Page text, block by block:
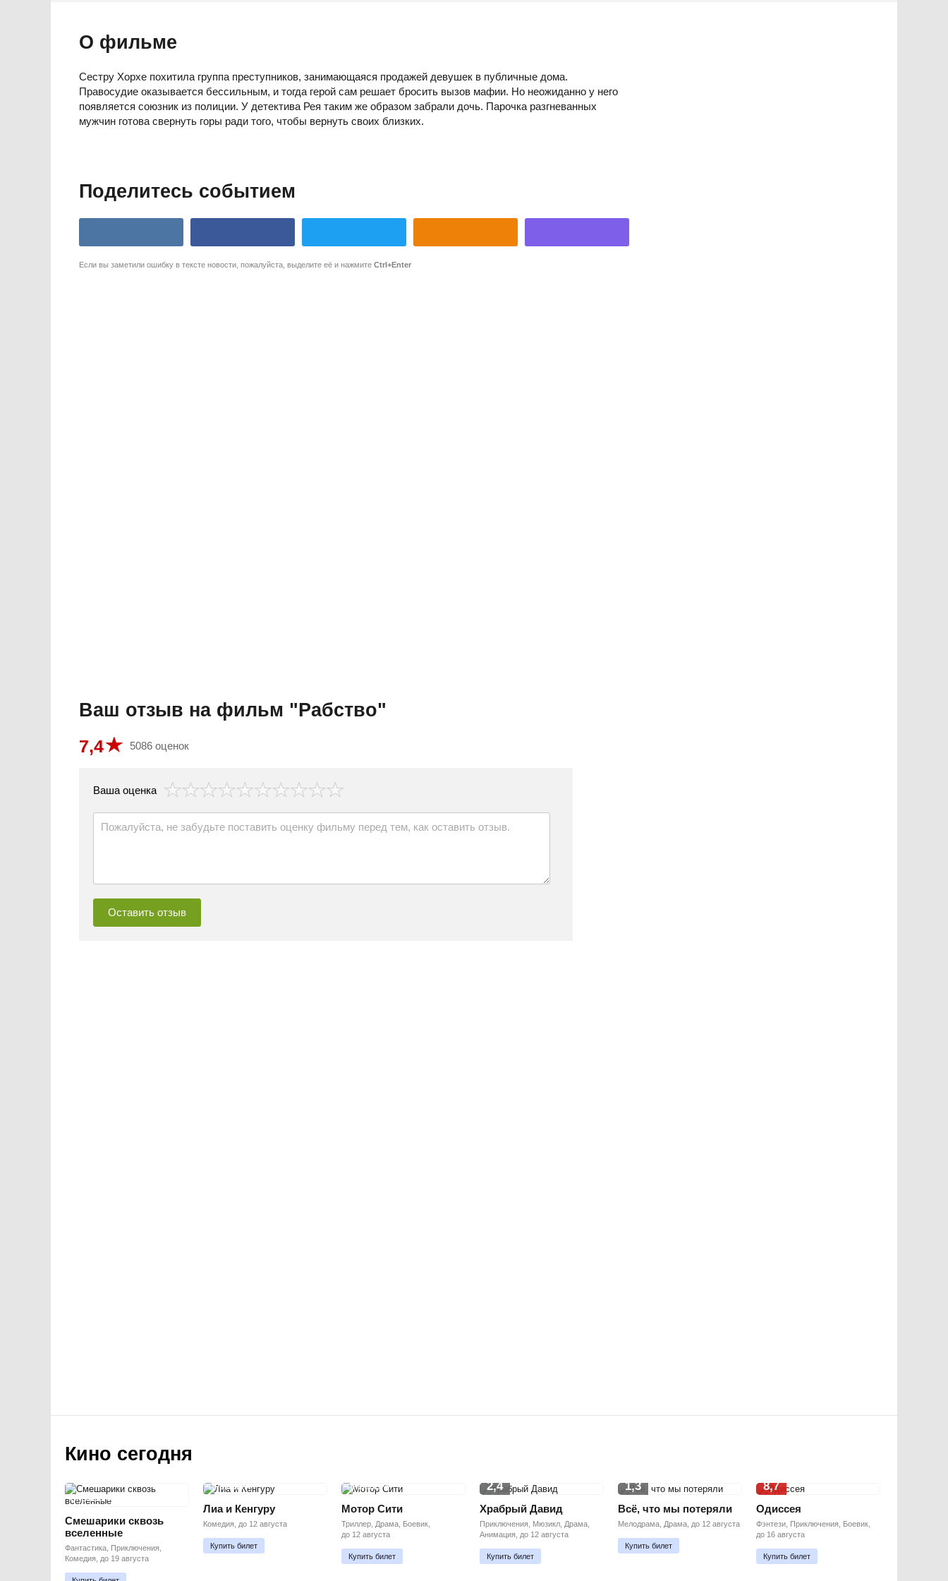
О фильме
Сестру Хорхе похитила группа преступников, занимающаяся продажей девушек в публичные дома.
Правосудие оказывается бессильным, и тогда герой сам решает бросить вызов мафии. Но неожиданно у него
появляется союзник из полиции. У детектива Рея таким же образом забрали дочь. Парочка разгневанных
мужчин готова свернуть горы ради того, чтобы вернуть своих близких.
Поделитесь событием
Если вы заметили ошибку в тексте новости, пожалуйста, выделите её и нажмите Ctrl+Enter
Ваш отзыв на фильм "Рабство"
7,4 5086 оценок
Ваша оценка
Кино сегодня
ПРЕМЬЕРА
Смешарики сквозь
вселенные
Фантастика, Приключения,
Комедия, до 19 августа
ПРЕМЬЕРА
Лиа и Кенгуру
Комедия, до 12 августа
Купить билет
ПРЕМЬЕРА
Мотор Сити
Триллер, Драма, Боевик,
до 12 августа
Купить билет
2,4
Храбрый Давид
Приключения, Мюзикл, Драма,
Анимация, до 12 августа
Купить билет
1,3
Всё, что мы потеряли
Мелодрама, Драма, до 12 августа
Купить билет
8,7
Одиссея
Фэнтези, Приключения, Боевик,
до 16 августа
Купить билет